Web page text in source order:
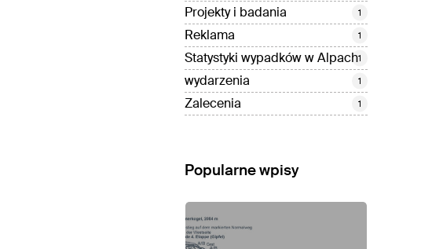
Projekty i badania 1
Reklama 1
Statystyki wypadków w Alpach1
wydarzenia 1
Zalecenia 1
Popularne wpisy